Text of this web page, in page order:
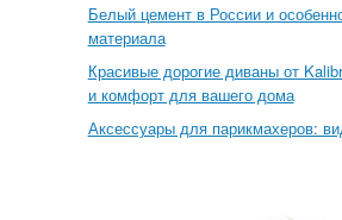
Белый цемент в России и
материала
Красивые дорогие диваны от
и комфорт для вашего дома
Аксессуары для парикмахеров: